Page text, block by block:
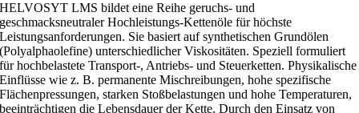
HELVOSYT LMS bildet eine Reihe geruchs- und
geschmacksneutraler Hochleistungs-Kettenöle für höchste
Leistungsanforderungen. Sie basiert auf synthetischen Grundölen
(Polyalphaolefine) unterschiedlicher Viskositäten. Speziell formuliert
für hochbelastete Transport-, Antriebs- und Steuerketten. Physikalische
Einflüsse wie z. B. permanente Mischreibungen, hohe spezifische
Flächenpressungen, starken Stoßbelastungen und hohe Temperaturen,
beeinträchtigen die Lebensdauer der Kette. Durch den Einsatz von